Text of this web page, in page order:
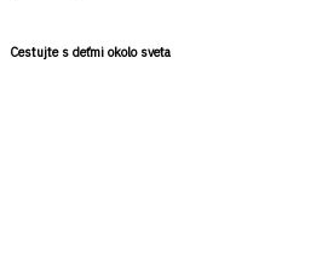
Cestujte s deťmi okolo sveta